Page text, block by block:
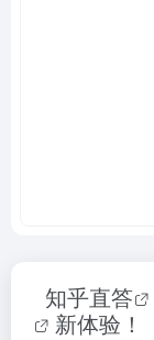
知乎直答
新体验！